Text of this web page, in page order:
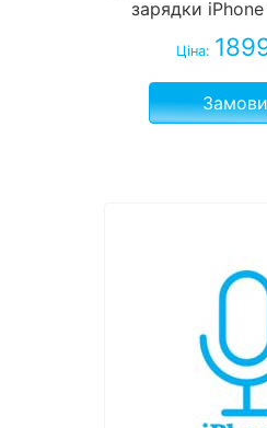
зарядки
Ціна: